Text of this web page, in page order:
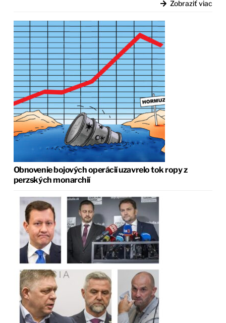
Zobraziť viac
Obnovenie bojových operácií uzavrelo tok ropy z
perzských monarchií